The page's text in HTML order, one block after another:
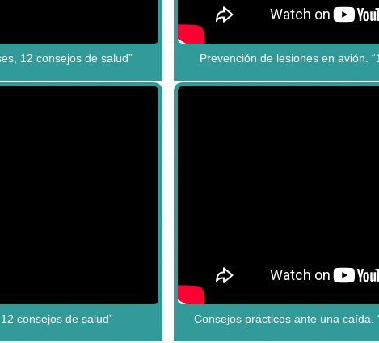
12 consejos de salud” Prevención de lesiones en avión.
consejos de salud” Consejos prácticos ante una caída.